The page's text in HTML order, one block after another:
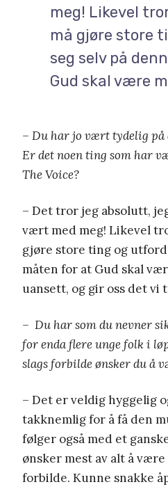
meg! Likevel
må gjøre store
seg selv på
Gud skal være
– Du har jo vært tydelig på
Er det noen ting som har
The Voice?
– Det tror jeg absolutt,
vært med meg! Likevel
gjøre store ting og
måten for at Gud skal
uansett, og gir oss det vi
– Du har som du nevner
for enda flere unge folk i
slags forbilde ønsker du å
– Det er veldig hyggelig
takknemlig for å få den
følger også med et
ønsker mest av alt å
forbilde. Kunne snakke